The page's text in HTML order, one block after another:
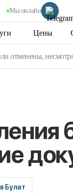
Мы онлайн
Цены
отменены, несмотря
Булат